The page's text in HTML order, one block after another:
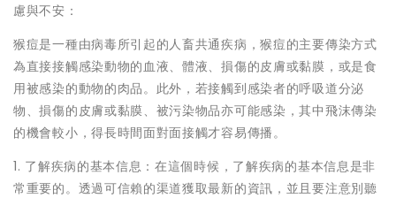
慮與不安：
猴痘是一種由病毒所引起的人畜共通疾病，猴痘的主要傳染方式
為直接接觸感染動物的血液、體液、損傷的皮膚或黏膜，或是食
用被感染的動物的肉品。此外，若接觸到感染者的呼吸道分泌
物、損傷的皮膚或黏膜、被污染物品亦可能感染，其中飛沫傳染
的機會較小，得長時間面對面接觸才容易傳播。
1. 了解疾病的基本信息：在這個時候，了解疾病的基本信息是非
常重要的。透過可信賴的渠道獲取最新的資訊，並且要注意別聽